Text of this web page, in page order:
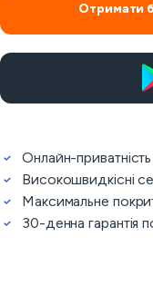
Отримати
Онлайн-приватність
Високошвидкісні
Максимальне
30-денна гарантія